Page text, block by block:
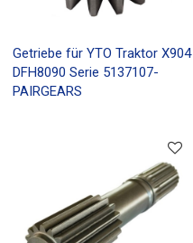
Getriebe für YTO Traktor X904
DFH8090 Serie 5137107-
PAIRGEARS